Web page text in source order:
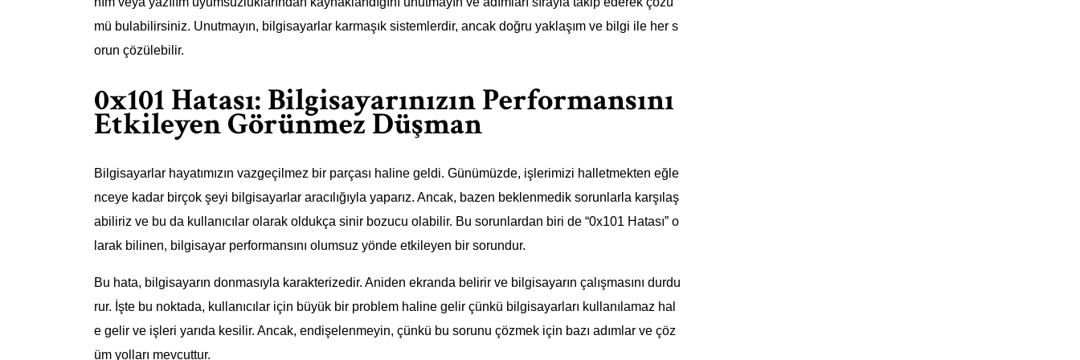
mü bulabilirsiniz. Unutmayın, bilgisayarlar karmaşık sistemlerdir, ancak doğru yaklaşım ve bilgi ile her s
orun çözülebilir.
0x101 Hatası: Bilgisayarınızın Performansını
Etkileyen Görünmez Düşman
Bilgisayarlar hayatımızın vazgeçilmez bir parçası haline geldi. Günümüzde, işlerimizi halletmekten eğle
nceye kadar birçok şeyi bilgisayarlar aracılığıyla yaparız. Ancak, bazen beklenmedik sorunlarla karşılaş
abiliriz ve bu da kullanıcılar olarak oldukça sinir bozucu olabilir. Bu sorunlardan biri de “0x101 Hatası” o
larak bilinen, bilgisayar performansını olumsuz yönde etkileyen bir sorundur.
Bu hata, bilgisayarın donmasıyla karakterizedir. Aniden ekranda belirir ve bilgisayarın çalışmasını durdu
rur. İşte bu noktada, kullanıcılar için büyük bir problem haline gelir çünkü bilgisayarları kullanılamaz hal
e gelir ve işleri yarıda kesilir. Ancak, endişelenmeyin, çünkü bu sorunu çözmek için bazı adımlar ve çöz
üm yolları mevcuttur.